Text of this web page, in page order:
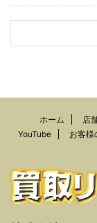
ホーム 店
YouTube
お客様